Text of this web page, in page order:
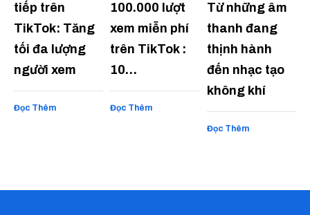
tiếp trên
TikTok: Tăng
tối đa lượng
người xem
Đọc Thêm
100.000 lượt
xem miễn phí
trên TikTok :
10…
Đọc Thêm
Từ những âm
thanh đang
thịnh hành
đến nhạc tạo
không khí
Đọc Thêm